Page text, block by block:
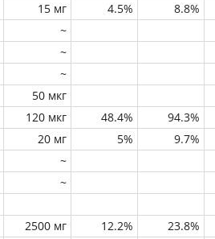
15 мг 4.5% 8.8%
~
~
~
50 мкг
120 мкг 48.4% 94.3%
20 мг 5% 9.7%
~
~
2500 мг 12.2% 23.8%